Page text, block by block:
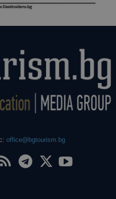
office@bgtourism.bg